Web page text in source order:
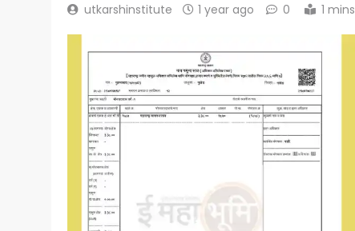
utkarshinstitute 1 year ago 0 1 mins